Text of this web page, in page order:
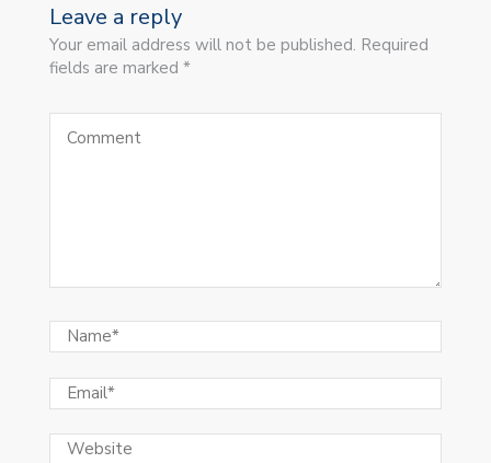
Leave a reply
Your email address will not be published. Required
fields are marked *